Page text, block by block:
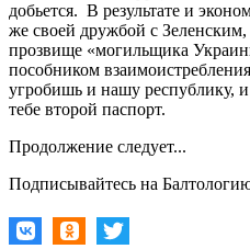
добьется. В результате и
же своей дружбой с
прозвище «могильщика
пособником
угробишь и нашу республику, и
тебе второй паспорт.
Продолжение следует...
Подписывайтесь на